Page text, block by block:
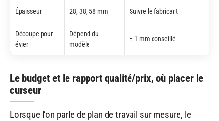
Épaisseur 28, 38, 58 mm Suivre le fabricant
Découpe pour
évier
Dépend du
modèle
± 1 mm conseillé
Le budget et le rapport qualité/prix, où placer le
curseur
Lorsque l’on parle de plan de travail sur mesure, le